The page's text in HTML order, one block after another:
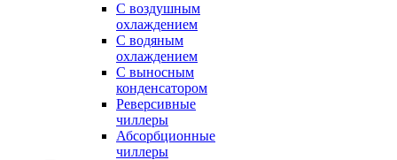
С воздушным
охлаждением
С водяным
охлаждением
С выносным
конденсатором
Реверсивные
чиллеры
Абсорбционные
чиллеры